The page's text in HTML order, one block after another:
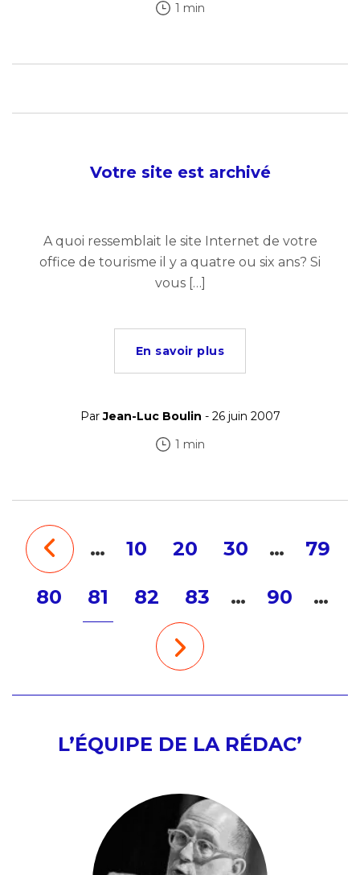
1 min
Votre site est archivé
A quoi ressemblait le site Internet de votre
office de tourisme il y a quatre ou six ans? Si
vous […]
En savoir plus
ParJean-Luc Boulin - 26 juin 2007
1 min
… 10 20 30 … 79
80 81 82 83 … 90 …
L’ÉQUIPE DE LA RÉDAC’